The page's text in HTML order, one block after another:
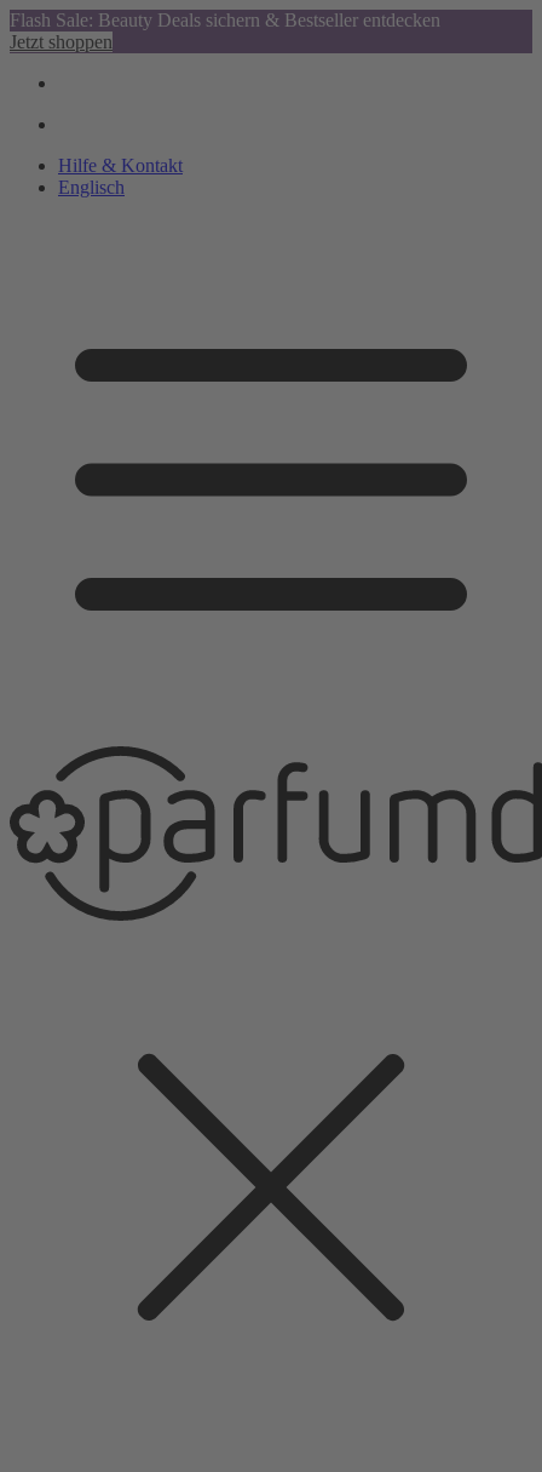
Flash Sale: Beauty Deals sichern & Bestseller entdecken
Jetzt shoppen
Hilfe & Kontakt
Englisch